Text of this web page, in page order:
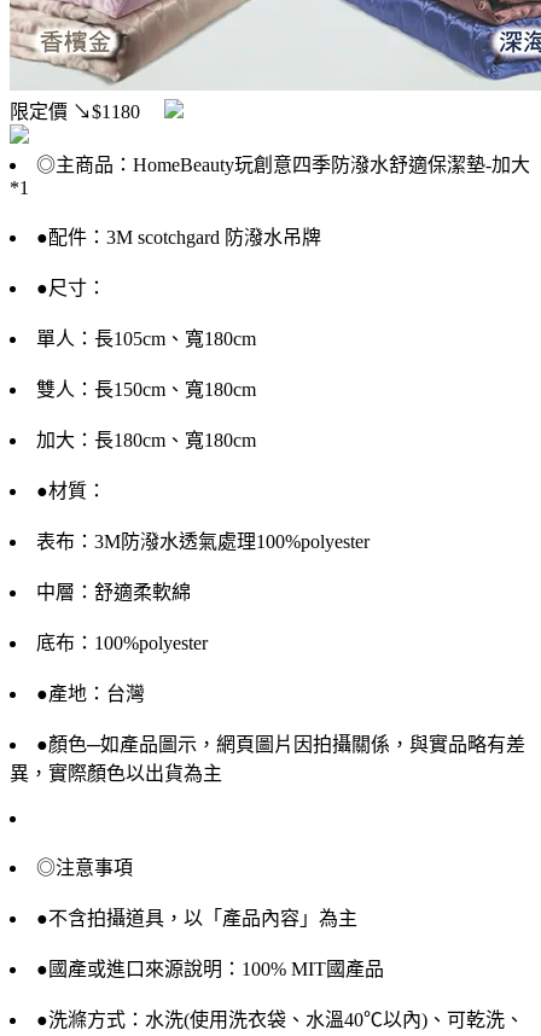
限定價 ↘$1180
◎主商品：HomeBeauty玩創意四季防潑水舒適保潔墊-加大
*1
●配件：3M scotchgard 防潑水吊牌
●尺寸：
單人：長105cm、寬180cm
雙人：長150cm、寬180cm
加大：長180cm、寬180cm
●材質：
表布：3M防潑水透氣處理100%polyester
中層：舒適柔軟綿
底布：100%polyester
●產地：台灣
●顏色─如產品圖示，網頁圖片因拍攝關係，與實品略有差
異，實際顏色以出貨為主
◎注意事項
●不含拍攝道具，以「產品內容」為主
●國產或進口來源說明：100% MIT國產品
●洗滌方式：水洗(使用洗衣袋、水溫40℃以內)、可乾洗、